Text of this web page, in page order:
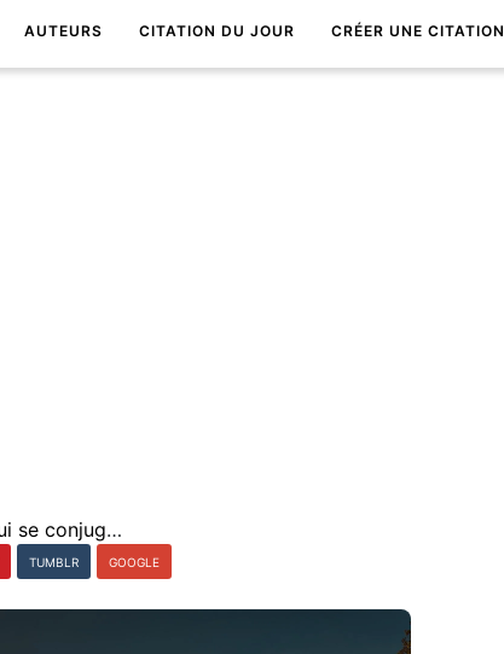
AUTEURS CITATION DU JOUR CRÉER UNE CITATION
Aimer est un verbe qui se conjugue par tous les temps.
TUMBLR GOOGLE